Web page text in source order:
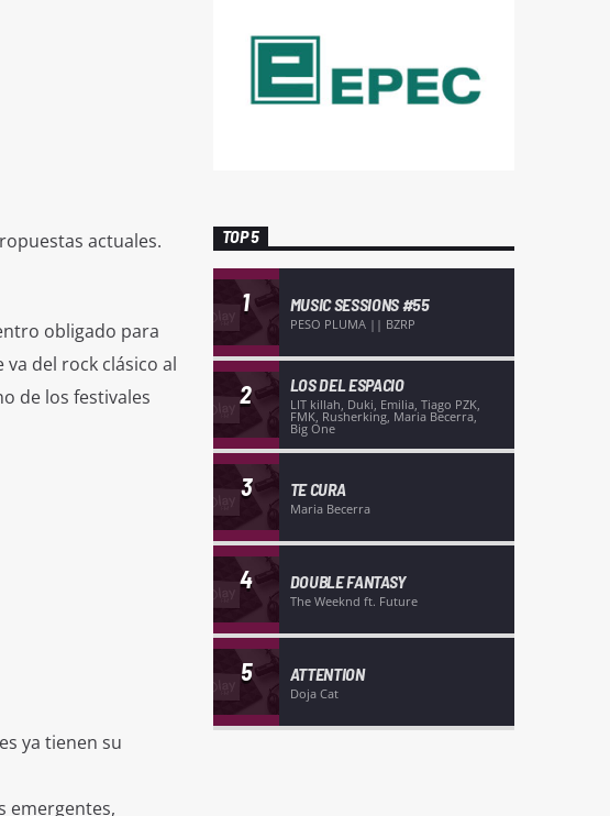
actuales.
obligado para
del rock clásico al
de los festivales
ya tienen su
emergentes,
TOP 5
1 MUSIC SESSIONS #55
PESO PLUMA || BZRP
2 LOS DEL ESPACIO
LIT killah, Duki, Emilia, Tiago PZK,
FMK, Rusherking, Maria Becerra,
Big One
3 TE CURA
Maria Becerra
4 DOUBLE FANTASY
The Weeknd ft. Future
5 ATTENTION
Doja Cat